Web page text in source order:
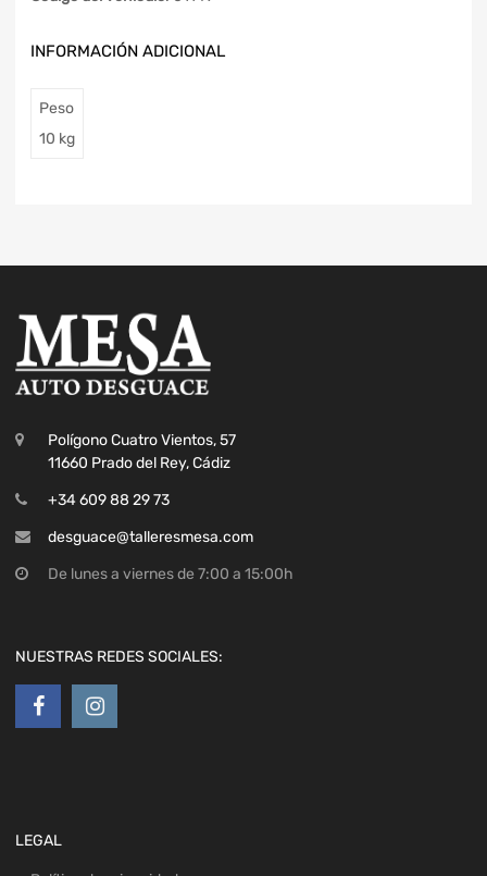
INFORMACIÓN ADICIONAL
Peso
10 kg
Polígono Cuatro Vientos, 57
11660 Prado del Rey, Cádiz
+34 609 88 29 73
desguace@talleresmesa.com
De lunes a viernes de 7:00 a 15:00h
NUESTRAS REDES SOCIALES:
LEGAL